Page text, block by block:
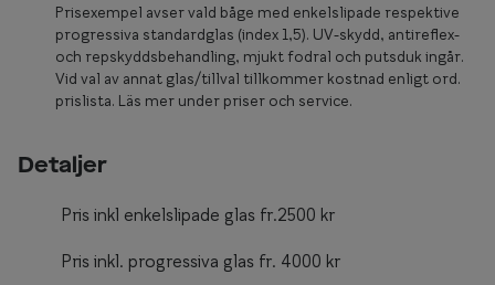
Prisexempel avser vald båge med enkelslipade respektive
progressiva standardglas (index 1,5). UV-skydd, antireflex-
och repskyddsbehandling, mjukt fodral och putsduk ingår.
Vid val av annat glas/tillval tillkommer kostnad enligt ord.
prislista. Läs mer under priser och service.
Detaljer
Pris inkl enkelslipade glas fr.2500 kr
Pris inkl. progressiva glas fr. 4000 kr